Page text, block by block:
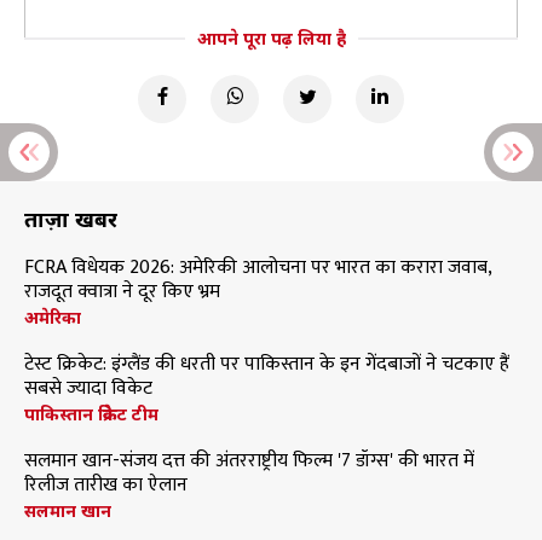
आपने पूरा पढ़ लिया है
ताज़ा खबरें
FCRA विधेयक 2026: अमेरिकी आलोचना पर भारत का करारा जवाब,
राजदूत क्वात्रा ने दूर किए भ्रम
अमेरिका
टेस्ट क्रिकेट: इंग्लैंड की धरती पर पाकिस्तान के इन गेंदबाजों ने चटकाए हैं
सबसे ज्यादा विकेट
पाकिस्तान क्रिकेट टीम
सलमान खान-संजय दत्त की अंतरराष्ट्रीय फिल्म '7 डॉग्स' की भारत में
रिलीज तारीख का ऐलान
सलमान खान